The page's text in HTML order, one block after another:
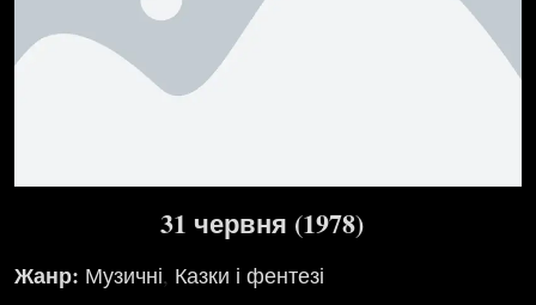
31 червня (1978)
Жанр: Музичні, Казки і фентезі